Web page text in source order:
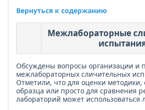
Вернуться к содержанию
Межлабораторные
Обсуждены вопросы организации и
межлабораторных сличительных
Отметили, что для оценки методики,
образца или просто для сравнения
лабораторий может